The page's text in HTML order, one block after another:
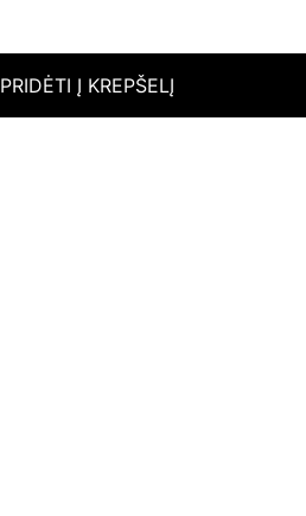
PRIDĖTI Į KREPŠELĮ